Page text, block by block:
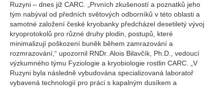
Ruzyni – dnes již CARC. „Prvních zkušeností a poznatků jeho
tým nabýval od předních světových odborníků v této oblasti a
samotné založení české kryobanky předcházel desetiletý vývoj
kryoprotokolů pro různé druhy plodin, postupů, které
minimalizují poškození buněk během zamrazování a
rozmrazování,“ upozornil RNDr. Alois Bilavčík, Ph.D., vedoucí
výzkumného týmu Fyziologie a kryobiologie rostlin CARC. „V
Ruzyni byla následně vybudována specializovaná laboratoř
vybavená technologií pro práci s kapalným dusíkem a